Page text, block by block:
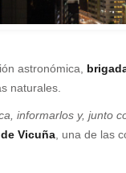
astronómica,
naturales.
informarlos y, junto
Vicuña , una de las